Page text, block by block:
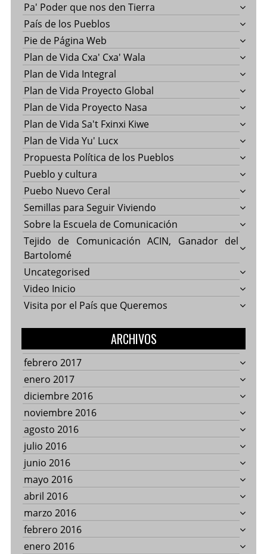
Pa' Poder que nos den Tierra
País de los Pueblos
Pie de Página Web
Plan de Vida Cxa' Cxa' Wala
Plan de Vida Integral
Plan de Vida Proyecto Global
Plan de Vida Proyecto Nasa
Plan de Vida Sa't Fxinxi Kiwe
Plan de Vida Yu' Lucx
Propuesta Política de los Pueblos
Pueblo y cultura
Puebo Nuevo Ceral
Semillas para Seguir Viviendo
Sobre la Escuela de Comunicación
Tejido de Comunicación ACIN, Ganador del
Bartolomé
Uncategorised
Video Inicio
Visita por el País que Queremos
ARCHIVOS
febrero 2017
enero 2017
diciembre 2016
noviembre 2016
agosto 2016
julio 2016
junio 2016
mayo 2016
abril 2016
marzo 2016
febrero 2016
enero 2016